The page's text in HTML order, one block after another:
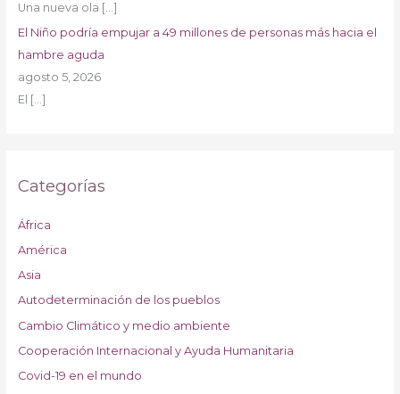
Una nueva ola […]
El Niño podría empujar a 49 millones de personas más hacia el
hambre aguda
agosto 5, 2026
El […]
Categorías
África
América
Asia
Autodeterminación de los pueblos
Cambio Climático y medio ambiente
Cooperación Internacional y Ayuda Humanitaria
Covid-19 en el mundo